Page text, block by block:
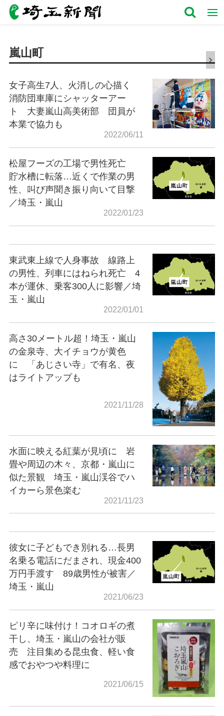
嵐山町
女子高生7人、火消しの心描く
消防団車庫にシャッターアー
ト 大妻嵐山高美術部 団員が
本業で協力も
2022/06/11
松屋フーズの工場で男性死亡
貯水槽に転落…近くで作業の男
性、叫び声聞き振り向いて目撃
／埼玉・嵐山
2022/01/23
東武東上線で人身事故 線路上
の男性、列車にはねられ死亡 4
本が運休、乗客300人に影響／埼
玉・嵐山
2022/01/01
高さ30メートル超！埼玉・嵐山
の金泉寺、大イチョウが黄色
に 「あじさい寺」で有名、夜
はライトアップも
2021/11/28
水面に映える紅葉が見頃に 岩
畳や周辺の木々、京都・嵐山に
似た景観 埼玉・嵐山渓谷でハ
イカーら景色楽む
2021/11/23
彼女に子どもでき別れる…長男
名乗る電話にだまされ、現金400
万円手渡す 89歳男性が被害／
埼玉・嵐山
2021/06/23
ピリ辛に味付け！コオロギの煮
干し、埼玉・嵐山の会社が販
売 注目集める昆虫食、軽い食
感でおやつや料理に
2021/06/15